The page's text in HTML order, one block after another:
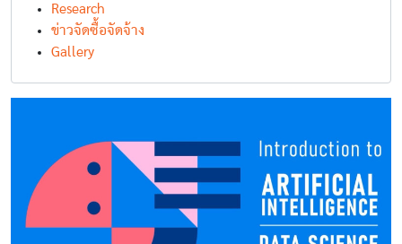
Research
ข่าวจัดซื้อจัดจ้าง
Gallery